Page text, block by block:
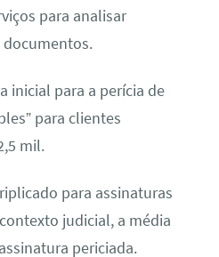
para analisar
inicial para a perícia de
para clientes
mil.
para assinaturas
judicial, a média
periciada.